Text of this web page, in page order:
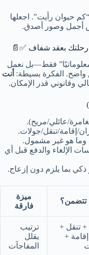
حيوان رأيت”. اجعلها
أجمل وصور أصدق.
معلوماتيًا” فقط—بل نعمل
واضح. الفكرة بسيطة: أنت
وقانوني قدر الإمكان.
عائلي/مريح).
إقامة/تنقل/جولات.
هو غير مشمول.
الإلغاء والدفع قبل أي
تتضمن؟
ميزة
فارقة
تنقل +
+
ترتيب
يقلل
المفاجآت